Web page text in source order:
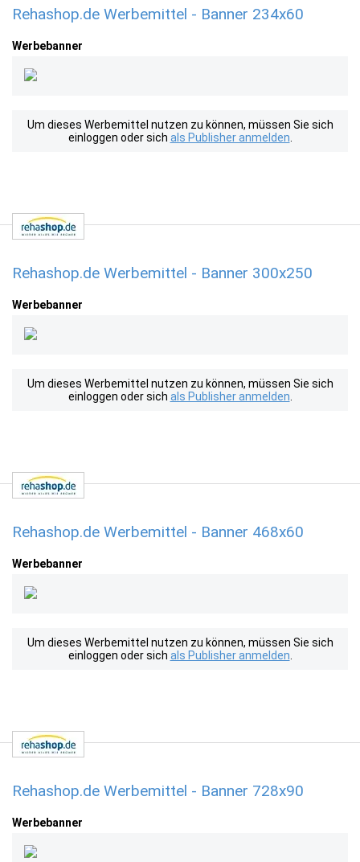
Rehashop.de Werbemittel - Banner 234x60
Werbebanner
Um dieses Werbemittel nutzen zu können, müssen Sie sich
einloggen oder sich als Publisher anmelden
Rehashop.de Werbemittel - Banner 300x250
Werbebanner
Um dieses Werbemittel nutzen zu können, müssen Sie sich
einloggen oder sich als Publisher anmelden
Rehashop.de Werbemittel - Banner 468x60
Werbebanner
Um dieses Werbemittel nutzen zu können, müssen Sie sich
einloggen oder sich als Publisher anmelden
Rehashop.de Werbemittel - Banner 728x90
Werbebanner